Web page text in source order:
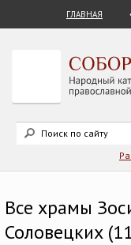
ГЛАВНАЯ
Все храмы
Соловецких